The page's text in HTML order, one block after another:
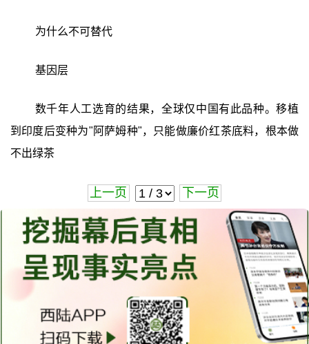
为什么不可替代
基因层
数千年人工选育的结果，全球仅中国有此品种。移植
到印度后变种为"阿萨姆种"，只能做廉价红茶底料，根本做
不出绿茶
上一页 下一页